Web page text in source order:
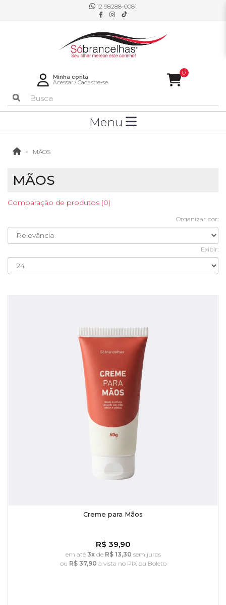
12 98288-0081
Minha conta
Acessar/Cadastre-se
0
Menu
MÃOS
MÃOS
Comparação de produtos (0)
Organizar por:
Exibir:
Creme para Mãos
R$ 39,90
em até 3xde R$ 13,30 sem juros
ou R$ 37,90 à vista no PIX ou Boleto